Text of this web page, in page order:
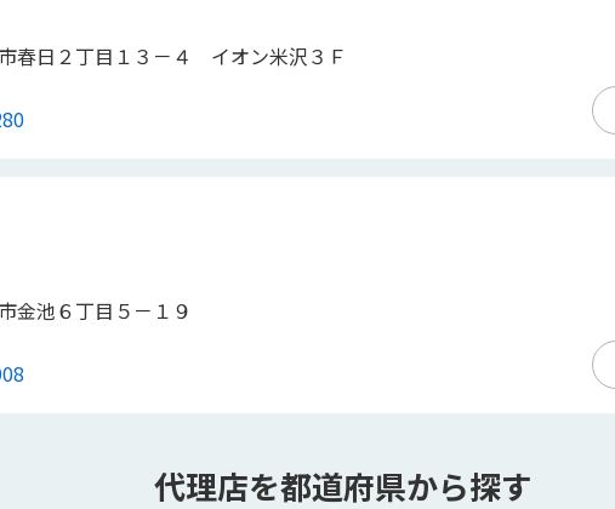
春日２丁目１３－４ イオン米沢３Ｆ
金池６丁目５－１９
代理店を都道府県から探す